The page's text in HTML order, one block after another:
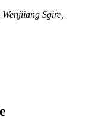
Sgìre,